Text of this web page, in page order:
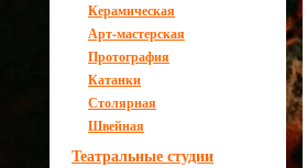
Керамическая
Арт-мастерская
Протография
Катанки
Столярная
Швейная
Театральные студии